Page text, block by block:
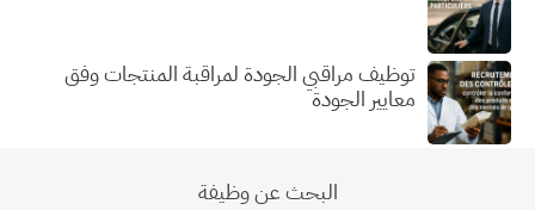
توظيف مراقبي الجودة لمراقبة المنتجات وفق
معايير الجودة
البحث عن وظيفة